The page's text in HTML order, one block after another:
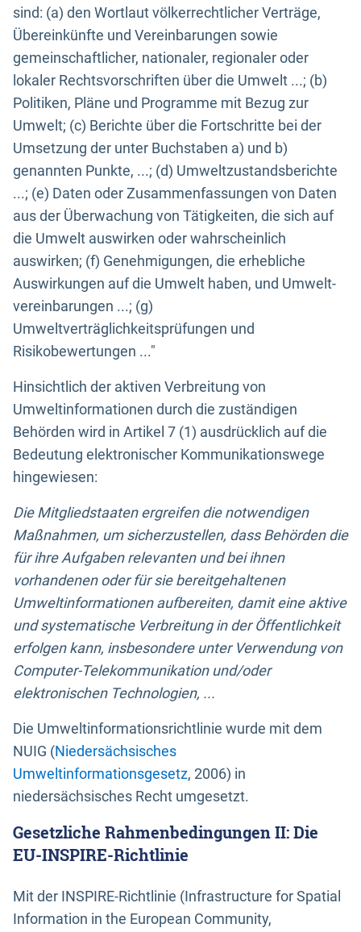
sind: (a) den Wortlaut völkerrechtlicher Verträge,
Übereinkünfte und Vereinbarungen sowie
gemeinschaftlicher, nationaler, regionaler oder
lokaler Rechtsvorschriften über die Umwelt ...; (b)
Politiken, Pläne und Programme mit Bezug zur
Umwelt; (c) Berichte über die Fortschritte bei der
Umsetzung der unter Buchstaben a) und b)
genannten Punkte, ...; (d) Umweltzustandsberichte
...; (e) Daten oder Zusammenfassungen von Daten
aus der Überwachung von Tätigkeiten, die sich auf
die Umwelt auswirken oder wahrscheinlich
auswirken; (f) Genehmigungen, die erhebliche
Auswirkungen auf die Umwelt haben, und Umwelt-
vereinbarungen ...; (g)
Umweltverträglichkeitsprüfungen und
Risikobewertungen ..."
Hinsichtlich der aktiven Verbreitung von
Umweltinformationen durch die zuständigen
Behörden wird in Artikel 7 (1) ausdrücklich auf die
Bedeutung elektronischer Kommunikationswege
hingewiesen:
Die Mitgliedstaaten ergreifen die notwendigen
Maßnahmen, um sicherzustellen, dass Behörden die
für ihre Aufgaben relevanten und bei ihnen
vorhandenen oder für sie bereitgehaltenen
Umweltinformationen aufbereiten, damit eine aktive
und systematische Verbreitung in der Öffentlichkeit
erfolgen kann, insbesondere unter Verwendung von
Computer-Telekommunikation und/oder
elektronischen Technologien, ...
Die Umweltinformationsrichtlinie wurde mit dem
NUIG (Niedersächsisches
Umweltinformationsgesetz, 2006) in
niedersächsisches Recht umgesetzt.
Gesetzliche Rahmenbedingungen II: Die
EU-INSPIRE-Richtlinie
Mit der INSPIRE-Richtlinie (Infrastructure for Spatial
Information in the European Community,